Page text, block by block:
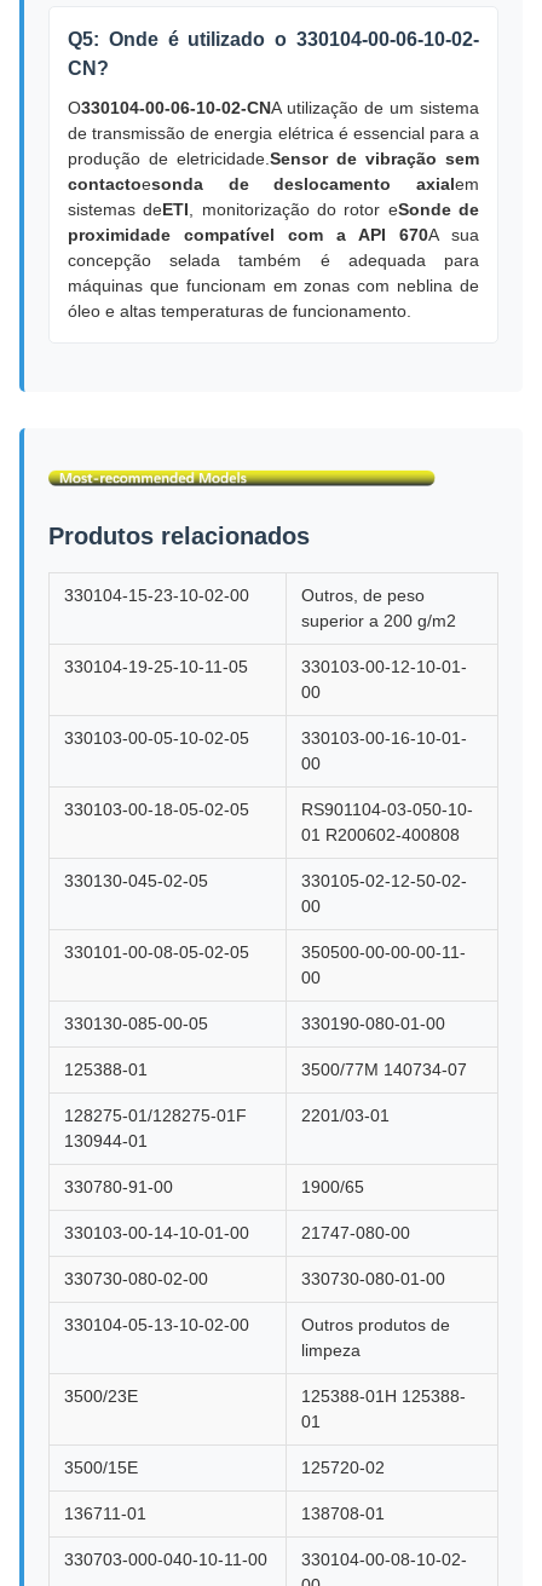
Q5: Onde é utilizado o 330104-00-06-10-02-
CN?
O330104-00-06-10-02-CNA utilização de um sistema
de transmissão de energia elétrica é essencial para a
produção de eletricidade.Sensor de vibração sem
contactoesonda de deslocamento axialem
sistemas deETI, monitorização do rotor eSonde de
proximidade compatível com a API 670A sua
concepção selada também é adequada para
máquinas que funcionam em zonas com neblina de
óleo e altas temperaturas de funcionamento.
Produtos relacionados
330104-15-23-10-02-00
Outros, de peso
superior a 200 g/m2
330104-19-25-10-11-05
330103-00-12-10-01-
00
330103-00-05-10-02-05
330103-00-16-10-01-
00
330103-00-18-05-02-05
RS901104-03-050-10-
01 R200602-400808
330130-045-02-05
330105-02-12-50-02-
00
330101-00-08-05-02-05
350500-00-00-00-11-
00
330130-085-00-05 330190-080-01-00
125388-01 3500/77M 140734-07
128275-01/128275-01F
130944-01
2201/03-01
330780-91-00 1900/65
330103-00-14-10-01-00 21747-080-00
330730-080-02-00 330730-080-01-00
330104-05-13-10-02-00
Outros produtos de
limpeza
3500/23E
125388-01H 125388-
01
3500/15E 125720-02
136711-01 138708-01
330703-000-040-10-11-00
330104-00-08-10-02-